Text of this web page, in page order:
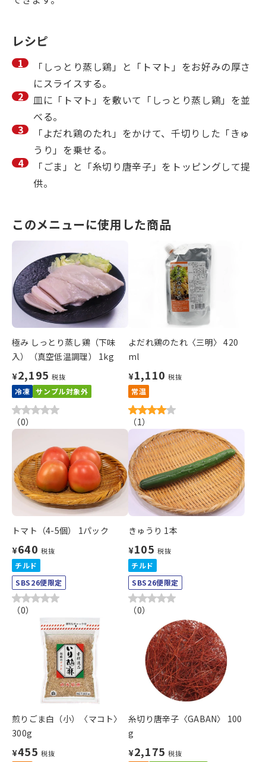
レシピ
「しっとり蒸し鶏」と「トマト」をお好みの厚さ
にスライスする。
皿に「トマト」を敷いて「しっとり蒸し鶏」を並
べる。
「よだれ鶏のたれ」をかけて、千切りした「きゅ
うり」を乗せる。
「ごま」と「糸切り唐辛子」をトッピングして提
供。
このメニューに使用した商品
極み しっとり蒸し鶏（下味
入）（真空低温調理） 1kg
¥2,195 税抜
冷凍 サンプル対象外
（0）
よだれ鶏のたれ〈三明〉 420
ml
¥1,110 税抜
常温
（1）
トマト（4-5個） 1パック
¥640 税抜
チルド
SBS26便限定
（0）
きゅうり 1本
¥105 税抜
チルド
SBS26便限定
（0）
煎りごま白（小）〈マコト〉
300g
¥455 税抜
糸切り唐辛子〈GABAN〉 100
g
¥2,175 税抜